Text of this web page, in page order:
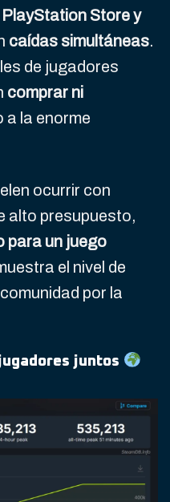
Store y
caídas simultáneas.
de jugadores
comprar ni
a la enorme
ocurrir con
alto presupuesto,
para un juego
el nivel de
por la
juntos